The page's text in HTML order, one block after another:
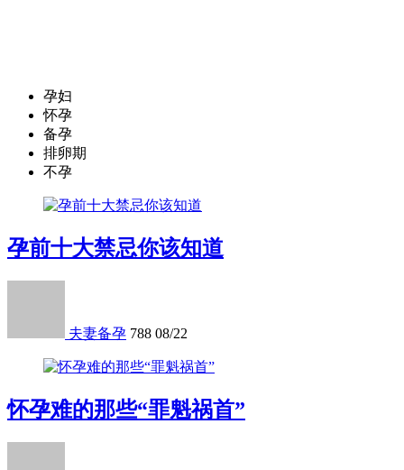
孕妇
怀孕
备孕
排卵期
不孕
孕前十大禁忌你该知道
夫妻备孕 788 08/22
怀孕难的那些“罪魁祸首”